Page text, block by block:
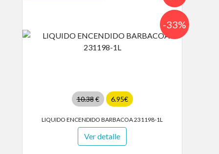
10.38€ 6.95€
-33%
LIQUIDO ENCENDIDO BARBACOA 231198-1L
Ver detalle